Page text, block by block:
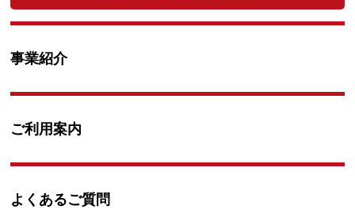
事業紹介
ご利用案内
よくあるご質問